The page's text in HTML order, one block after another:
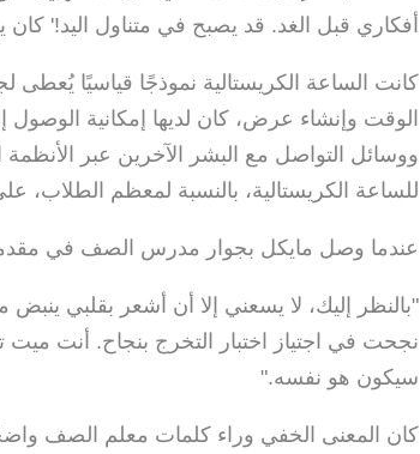
أفكاري قبل الغد. قد يصبح في متناول اليد!'
الوقت وإنشاء عرض، كان لديها إمكانية
ووسائل التواصل مع البشر الآخرين عبر
للساعة الكريستالية، بالنسبة لمعظم الطلاب،
عندما وصل مايكل بجوار مدرس الصف في مقدمة
"بالنظر إليك، لا يسعني إلا أن أشعر بقلبي
نجحت في اجتياز اختبار التخرج بنجاح. أنت ميت
سيكون هو نفسه."
كان المعنى الخفي وراء كلمات معلم الصف